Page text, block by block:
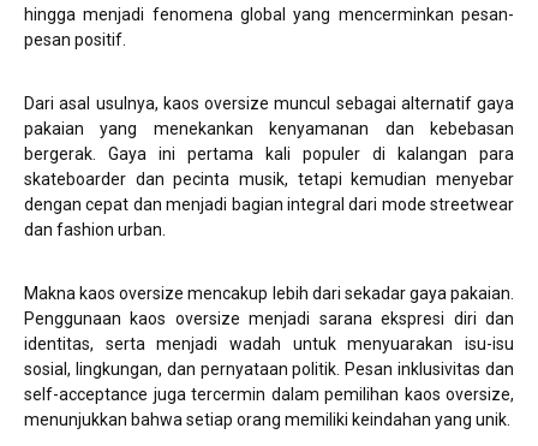
hingga menjadi fenomena global yang mencerminkan pesan-
pesan positif.
Dari asal usulnya, kaos oversize muncul sebagai alternatif gaya
pakaian yang menekankan kenyamanan dan kebebasan
bergerak. Gaya ini pertama kali populer di kalangan para
skateboarder dan pecinta musik, tetapi kemudian menyebar
dengan cepat dan menjadi bagian integral dari mode streetwear
dan fashion urban.
Makna kaos oversize mencakup lebih dari sekadar gaya pakaian.
Penggunaan kaos oversize menjadi sarana ekspresi diri dan
identitas, serta menjadi wadah untuk menyuarakan isu-isu
sosial, lingkungan, dan pernyataan politik. Pesan inklusivitas dan
self-acceptance juga tercermin dalam pemilihan kaos oversize,
menunjukkan bahwa setiap orang memiliki keindahan yang unik.